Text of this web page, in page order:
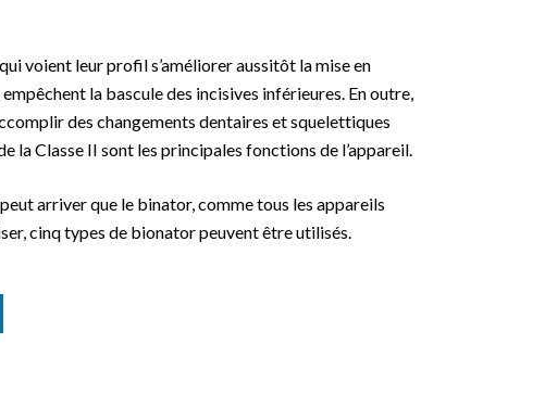
voient leur profil s’améliorer aussitôt la mise en
la bascule des incisives inférieures. En outre,
des changements dentaires et squelettiques
la Classe II sont les principales fonctions de l’appareil.
arriver que le binator, comme tous les appareils
cinq types de bionator peuvent être utilisés.